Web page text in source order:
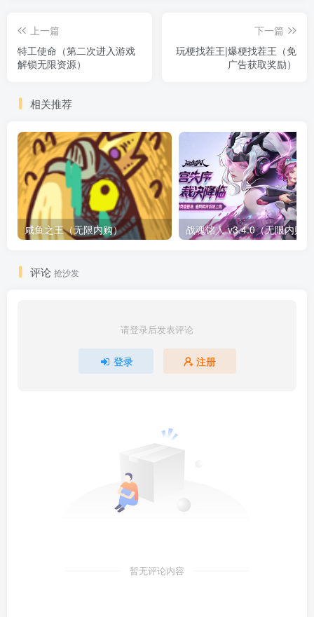
上一篇
特工使命（第二次进入游戏
解锁无限资源）
下一篇
玩梗找茬王|爆梗找茬王（免
广告获取奖励）
相关推荐
咸鱼之王（无限内购）
评论 抢沙发
请登录后发表评论
登录 注册
暂无评论内容